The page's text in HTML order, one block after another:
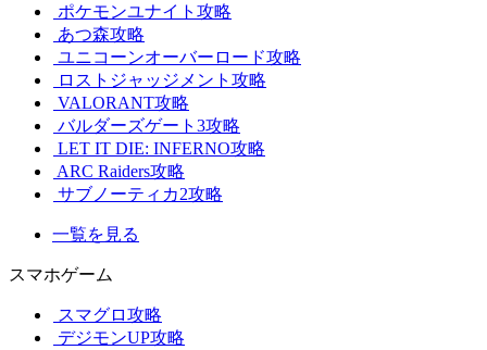
ポケモンユナイト攻略
あつ森攻略
ユニコーンオーバーロード攻略
ロストジャッジメント攻略
VALORANT攻略
バルダーズゲート3攻略
LET IT DIE: INFERNO攻略
ARC Raiders攻略
サブノーティカ2攻略
一覧を見る
スマホゲーム
スマグロ攻略
デジモンUP攻略